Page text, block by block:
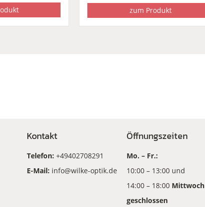
zum Produkt
Kontakt
Telefon: +49402708291
E-Mail: info@wilke-optik.de
Öffnungszeiten
Mo. – Fr.:
10:00 – 13:00 und
14:00 – 18:00 Mittwoch
geschlossen